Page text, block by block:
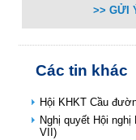
>> GỬI
Các tin khác
Hội KHKT Cầu
Nghị quyết Hội
VII)